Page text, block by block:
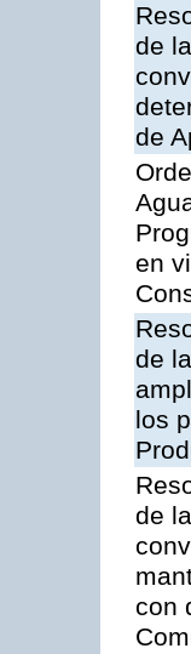
de
de
en
de
los
de
con